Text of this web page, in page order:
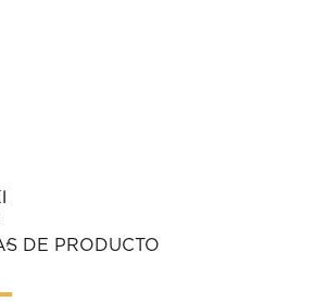
DE PRODUCTO